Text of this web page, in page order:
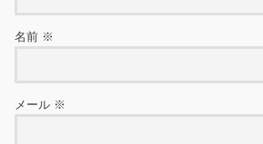
名前 ※
メール ※